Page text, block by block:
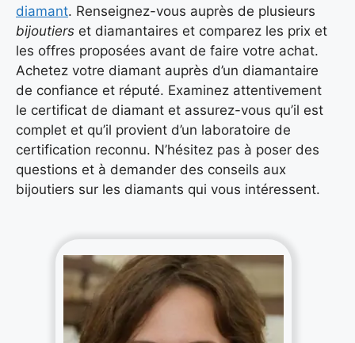
diamant. Renseignez-vous auprès de plusieurs
bijoutiers et diamantaires et comparez les prix et
les offres proposées avant de faire votre achat.
Achetez votre diamant auprès d’un diamantaire
de confiance et réputé. Examinez attentivement
le certificat de diamant et assurez-vous qu’il est
complet et qu’il provient d’un laboratoire de
certification reconnu. N’hésitez pas à poser des
questions et à demander des conseils aux
bijoutiers sur les diamants qui vous intéressent.